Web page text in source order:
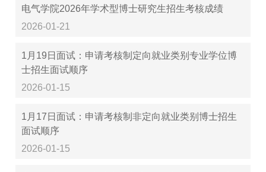
电气学院2026年学术型博士研究生招生考核成绩
2026-01-21
1月19日面试：申请考核制定向就业类别专业学位博
士招生面试顺序
2026-01-15
1月17日面试：申请考核制非定向就业类别博士招生
面试顺序
2026-01-15